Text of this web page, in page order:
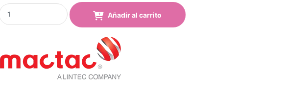
Vinilo Mactac MACal 8248-08 Pro Leaf Green Mate quantity
Añadir al carrito